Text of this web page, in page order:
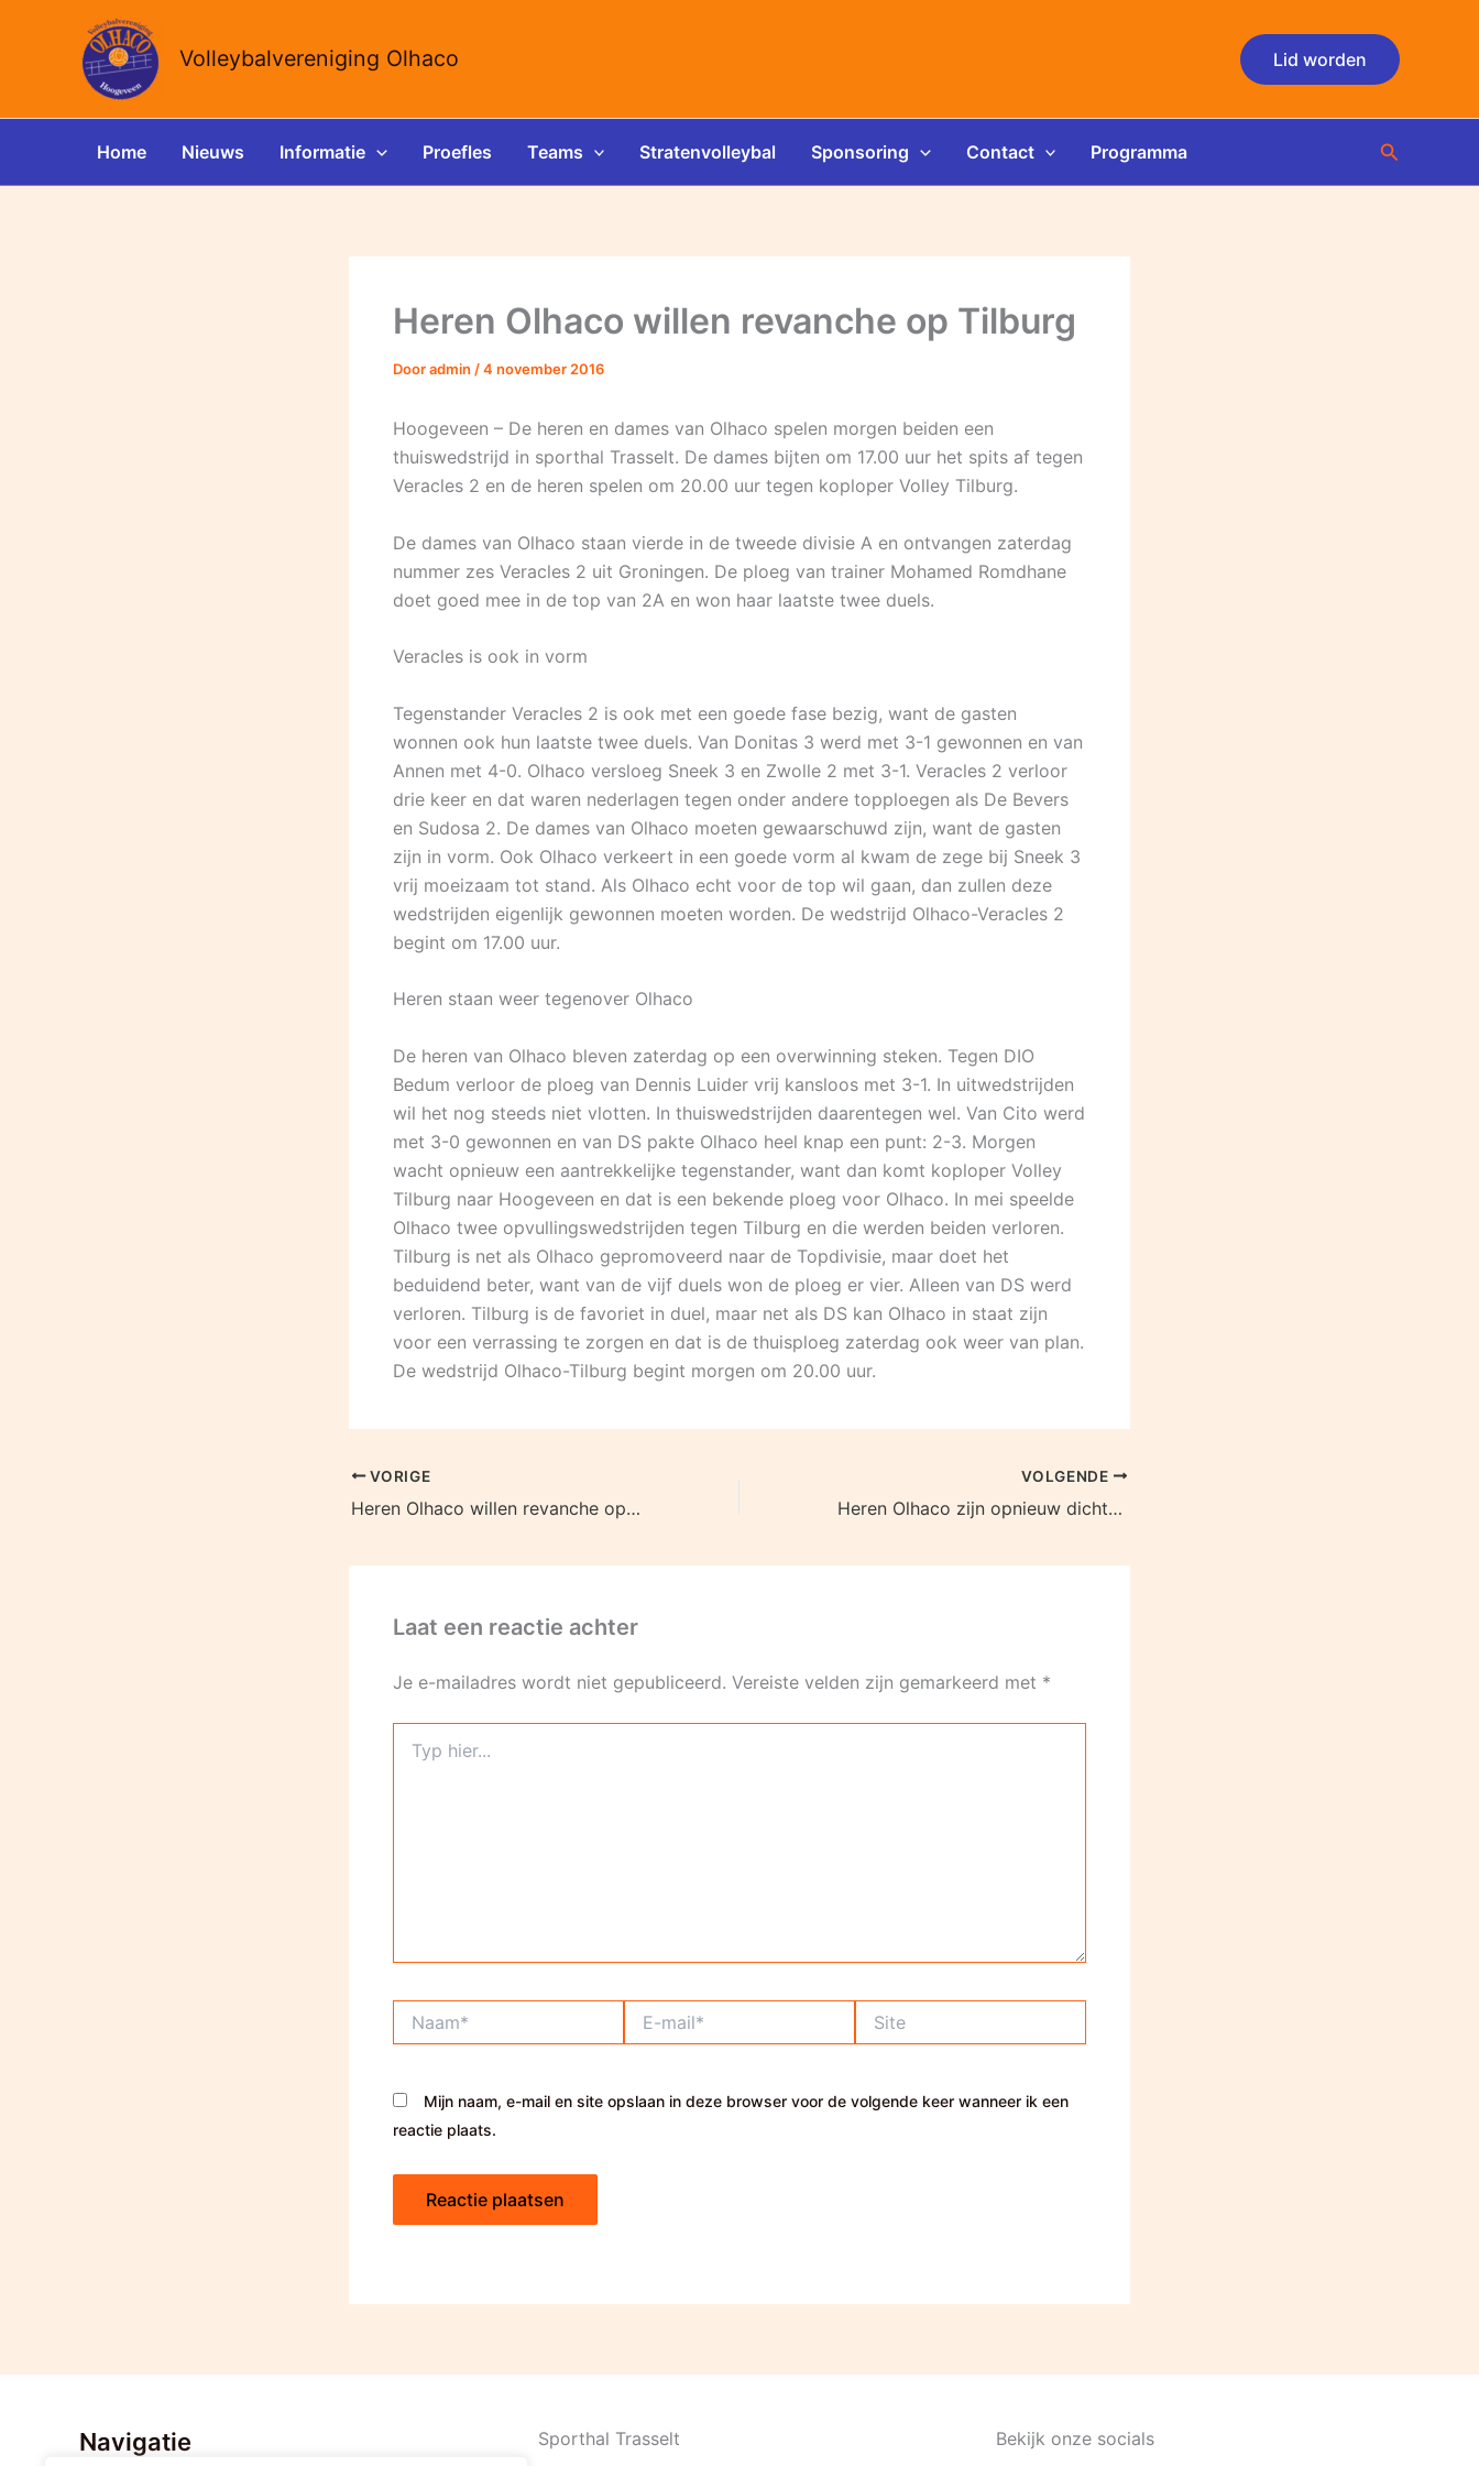
Volleybalvereniging Olhaco Lid worden
Home Nieuws Informatie Proefles Teams Stratenvolleybal Sponsoring Contact Programma Zoeken
Heren Olhaco willen revanche op Tilburg
Dooradmin /4 november 2016
Hoogeveen – De heren en dames van Olhaco spelen morgen beiden een
thuiswedstrijd in sporthal Trasselt. De dames bijten om 17.00 uur het spits af tegen
Veracles 2 en de heren spelen om 20.00 uur tegen koploper Volley Tilburg.
De dames van Olhaco staan vierde in de tweede divisie A en ontvangen zaterdag
nummer zes Veracles 2 uit Groningen. De ploeg van trainer Mohamed Romdhane
doet goed mee in de top van 2A en won haar laatste twee duels.
Veracles is ook in vorm
Tegenstander Veracles 2 is ook met een goede fase bezig, want de gasten
wonnen ook hun laatste twee duels. Van Donitas 3 werd met 3-1 gewonnen en van
Annen met 4-0. Olhaco versloeg Sneek 3 en Zwolle 2 met 3-1. Veracles 2 verloor
drie keer en dat waren nederlagen tegen onder andere topploegen als De Bevers
en Sudosa 2. De dames van Olhaco moeten gewaarschuwd zijn, want de gasten
zijn in vorm. Ook Olhaco verkeert in een goede vorm al kwam de zege bij Sneek 3
vrij moeizaam tot stand. Als Olhaco echt voor de top wil gaan, dan zullen deze
wedstrijden eigenlijk gewonnen moeten worden. De wedstrijd Olhaco-Veracles 2
begint om 17.00 uur.
Heren staan weer tegenover Olhaco
De heren van Olhaco bleven zaterdag op een overwinning steken. Tegen DIO
Bedum verloor de ploeg van Dennis Luider vrij kansloos met 3-1. In uitwedstrijden
wil het nog steeds niet vlotten. In thuiswedstrijden daarentegen wel. Van Cito werd
met 3-0 gewonnen en van DS pakte Olhaco heel knap een punt: 2-3. Morgen
wacht opnieuw een aantrekkelijke tegenstander, want dan komt koploper Volley
Tilburg naar Hoogeveen en dat is een bekende ploeg voor Olhaco. In mei speelde
Olhaco twee opvullingswedstrijden tegen Tilburg en die werden beiden verloren.
Tilburg is net als Olhaco gepromoveerd naar de Topdivisie, maar doet het
beduidend beter, want van de vijf duels won de ploeg er vier. Alleen van DS werd
verloren. Tilburg is de favoriet in duel, maar net als DS kan Olhaco in staat zijn
voor een verrassing te zorgen en dat is de thuisploeg zaterdag ook weer van plan.
De wedstrijd Olhaco-Tilburg begint morgen om 20.00 uur.
VORIGE
Heren Olhaco willen revanche op DIO/B
VOLGENDE
Heren Olhaco zijn opnieuw dichtbij stunt
Laat een reactie achter
Je e-mailadres wordt niet gepubliceerd. Vereiste velden zijn gemarkeerd met *
hier...
mail*
Mijn naam, e-mail en site opslaan in deze browser voor de volgende keer wanneer ik een
reactie plaats.
Navigatie Sporthal Trasselt Bekijk onze socials